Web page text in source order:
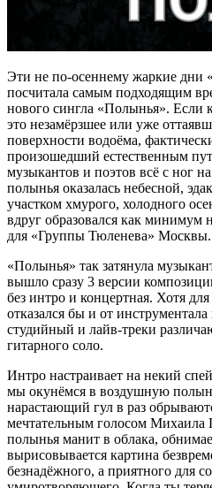
Эти не по-осеннему жаркие дни
посчитала самым подходящим
нового сингла «Полынья». Если
это незамёрзшее или уже
поверхности водоёма,
произошедший естественным
музыкантов и поэтов всё с ног
полынья оказалась небесной,
участком хмурого, холодного
вдруг образовался как минимум
для «Группы Тюленева» Москвы.
«Полынья» так затянула
вышло сразу 3 версии
без интро и концертная. Хотя
отказался бы и от
студийный и лайв-треки
гитарного соло.
Интро настраивает на некий
мы окунёмся в воздушную
нарастающий гул в раз
мечтательным голосом Михаила
полынья манит в облака,
вырисовывается картина
безнадёжного, а приятного для